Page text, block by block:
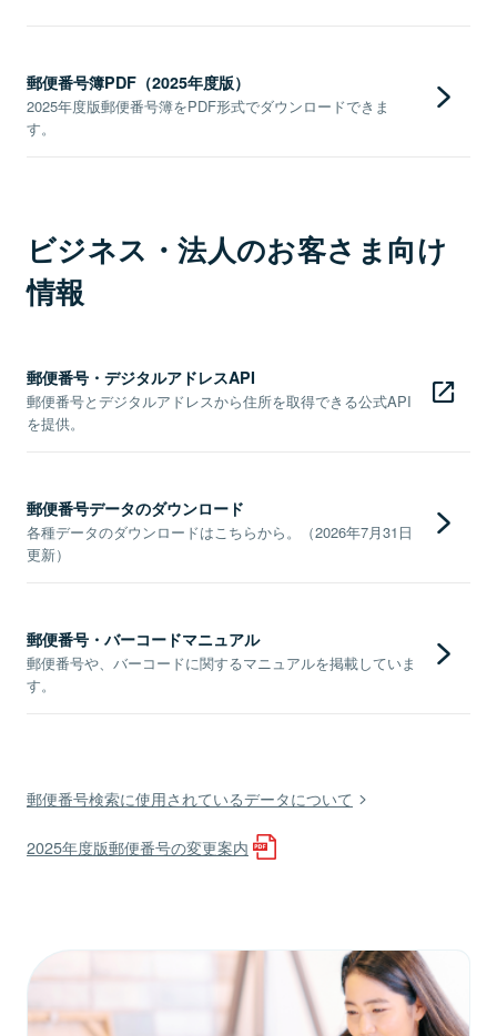
郵便番号簿PDF（2025年度版）
2025年度版郵便番号簿をPDF形式でダウンロードできま
す。
ビジネス・法人のお客さま向け
情報
郵便番号・デジタルアドレスAPI
郵便番号とデジタルアドレスから住所を取得できる公式API
を提供。
郵便番号データのダウンロード
各種データのダウンロードはこちらから。（2026年7月31日
更新）
郵便番号・バーコードマニュアル
郵便番号や、バーコードに関するマニュアルを掲載していま
す。
郵便番号検索に使用されているデータについて
2025年度版郵便番号の変更案内